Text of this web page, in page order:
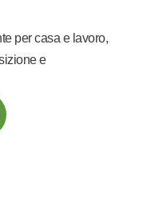
per casa e lavoro,
e